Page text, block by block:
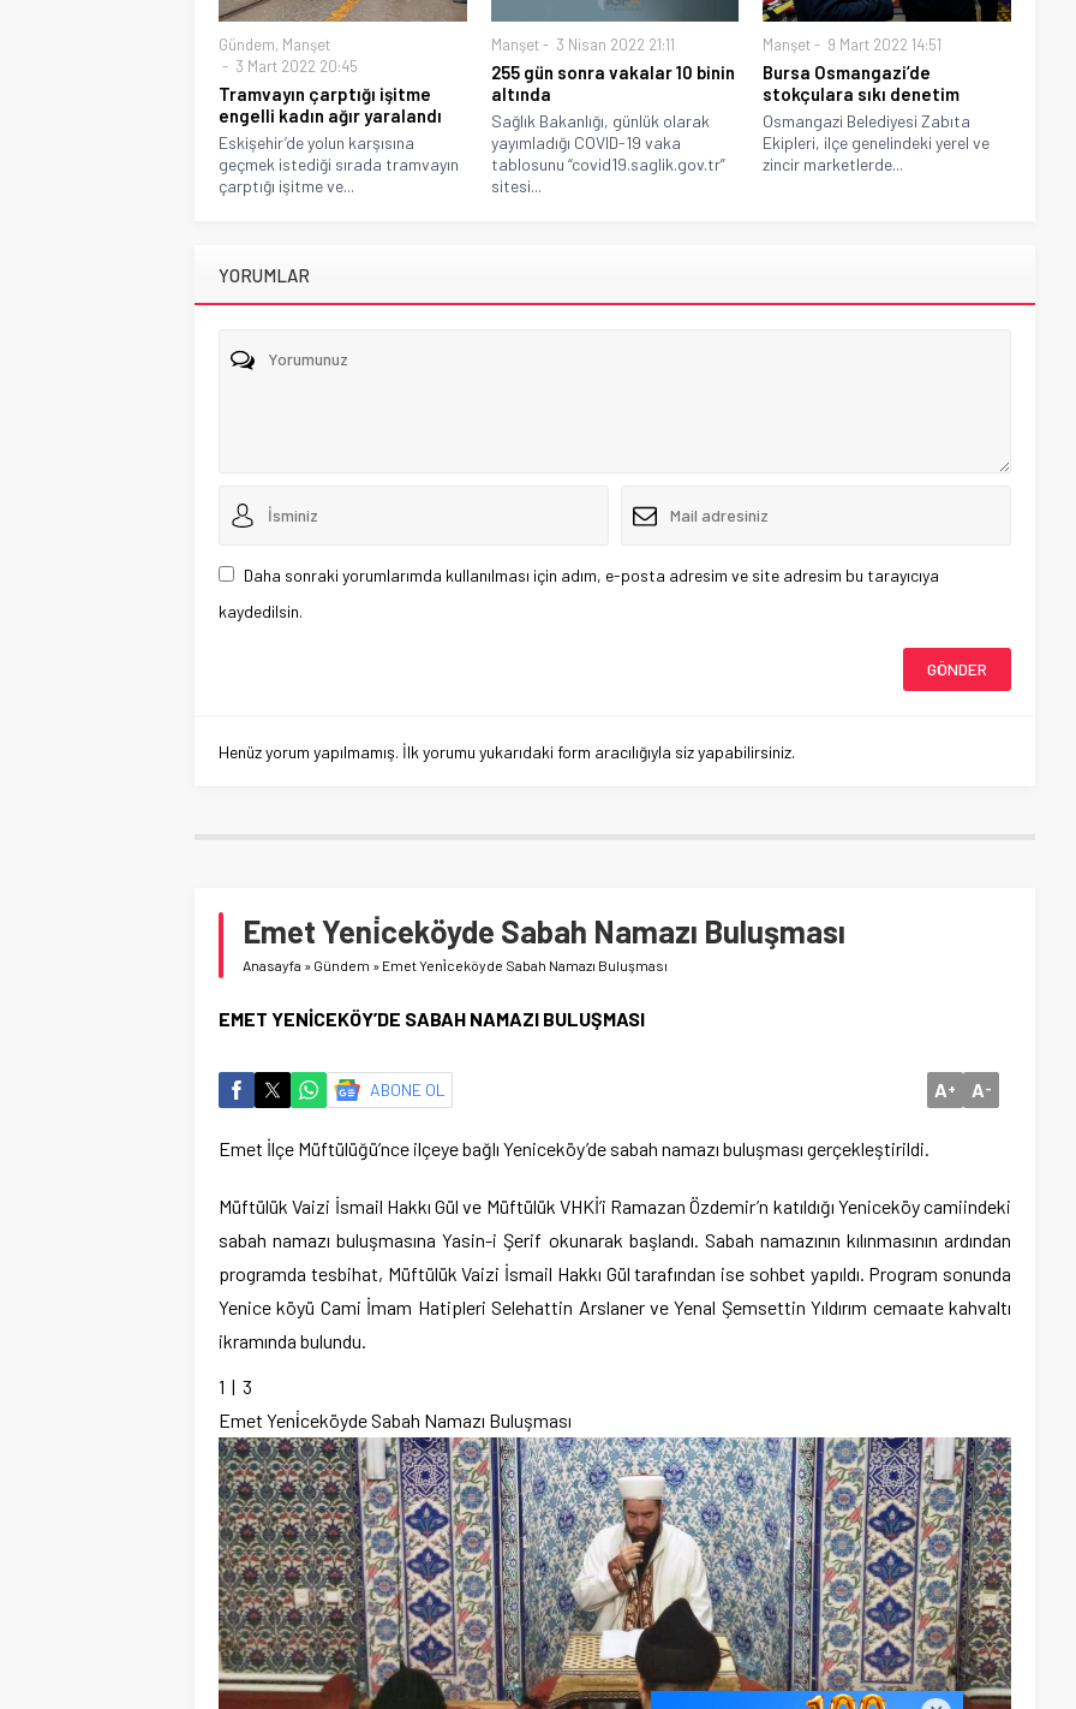
Gündem, Manşet
3 Mart 2022 20:45
Tramvayın çarptığı işitme
engelli kadın ağır yaralandı
Eskişehir’de yolun karşısına
geçmek istediği sırada tramvayın
çarptığı işitme ve...
Manşet 3 Nisan 2022 21:11
255 gün sonra vakalar 10 binin
altında
Sağlık Bakanlığı, günlük olarak
yayımladığı COVID-19 vaka
tablosunu “covid19.saglik.gov.tr”
sitesi...
Manşet 9 Mart 2022 14:51
Bursa Osmangazi’de
stokçulara sıkı denetim
Osmangazi Belediyesi Zabıta
Ekipleri, ilçe genelindeki yerel ve
zincir marketlerde...
YORUMLAR
Daha sonraki yorumlarımda kullanılması için adım, e-posta adresim ve site adresim bu tarayıcıya
kaydedilsin.
Henüz yorum yapılmamış. İlk yorumu yukarıdaki form aracılığıyla siz yapabilirsiniz.
Emet Yeni̇ceköyde Sabah Namazı Buluşması
Anasayfa » Gündem » Emet Yeni̇ceköyde Sabah Namazı Buluşması
EMET YENİCEKÖY’DE SABAH NAMAZI BULUŞMASI
ABONE OL A+ A-
Emet İlçe Müftülüğü’nce ilçeye bağlı Yeniceköy’de sabah namazı buluşması gerçekleştirildi.
Müftülük Vaizi İsmail Hakkı Gül ve Müftülük VHKİ’i Ramazan Özdemir’n katıldığı Yeniceköy camiindeki
sabah namazı buluşmasına Yasin-i Şerif okunarak başlandı. Sabah namazının kılınmasının ardından
programda tesbihat, Müftülük Vaizi İsmail Hakkı Gül tarafından ise sohbet yapıldı. Program sonunda
Yenice köyü Cami İmam Hatipleri Selehattin Arslaner ve Yenal Şemsettin Yıldırım cemaate kahvaltı
ikramında bulundu.
1 | 3
Emet Yeni̇ceköyde Sabah Namazı Buluşması